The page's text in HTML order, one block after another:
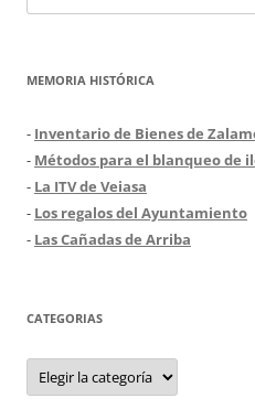
MEMORIA HISTÓRICA
- Inventario de Bienes de
- Métodos para el blanqueo de
- La ITV de Veiasa
- Los regalos del Ayuntamiento
- Las Cañadas de Arriba
CATEGORIAS
Categorias